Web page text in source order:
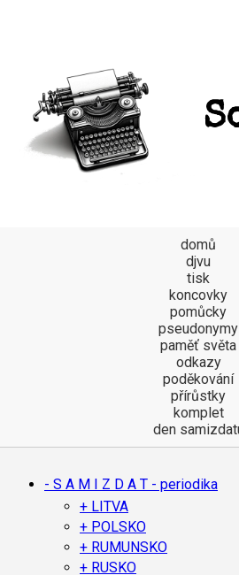
domů
djvu
tisk
koncovky
pomůcky
pseudonymy
paměť světa
odkazy
poděkování
přírůstky
komplet
den
- S A M I Z D A T - periodika
+ LITVA
+ POLSKO
+ RUMUNSKO
+ RUSKO